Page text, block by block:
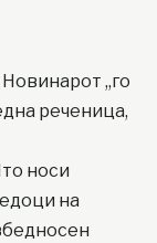
,,го
реченица,
носи
на